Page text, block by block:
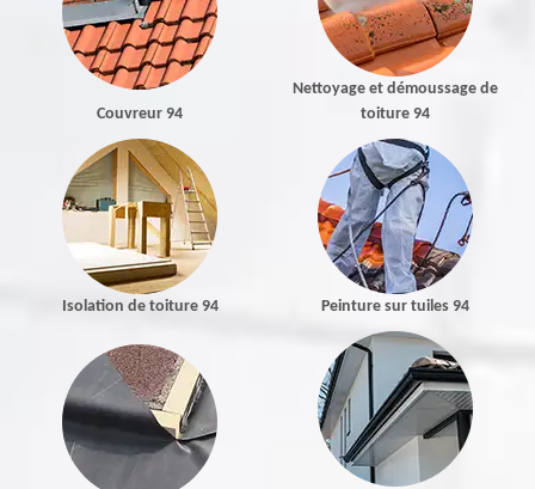
Couvreur 94
Nettoyage et démoussage de
toiture 94
Isolation de toiture 94 Peinture sur tuiles 94